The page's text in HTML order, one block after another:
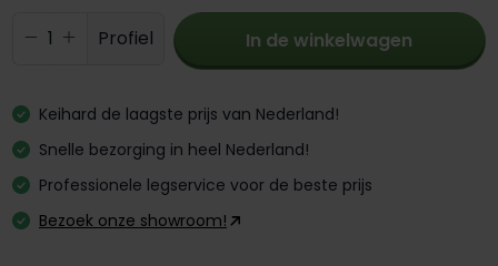
Producthoeveelheid: Voer de
Profiel In de winkelwagen
Keihard de laagste prijs van Nederland!
Snelle bezorging in heel Nederland!
Professionele legservice voor de beste prijs
Bezoek onze showroom!